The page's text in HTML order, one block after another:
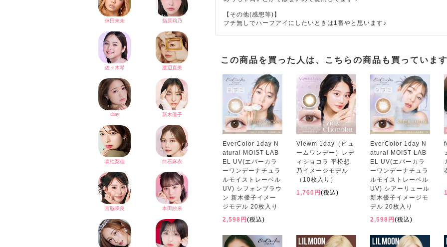
【その他(感想等)】
フチ無しでハーフアイにしたいときは1番やと思います♪
この商品を買った人は、こちらの商品も買っていま
EverColor 1day N
atural MOIST LAB
EL UV(エバーカラ
ーワンデーナチュラ
ルモイストレーベル
UV) シフォンブラウ
ン 新木優子イメー
ジモデル 20枚入り
2,598円(税込)
Viewm 1day（ビュ
ームワンデー）レデ
ィショコラ 平松想
乃イメージモデル
（10枚入り）
1,760円(税込)
EverColor 1day N
atural MOIST LAB
EL UV(エバーカラ
ーワンデーナチュラ
ルモイストレーベル
UV) シアーリュール
新木優子イメージモ
デル 20枚入り
2,598円(税込)